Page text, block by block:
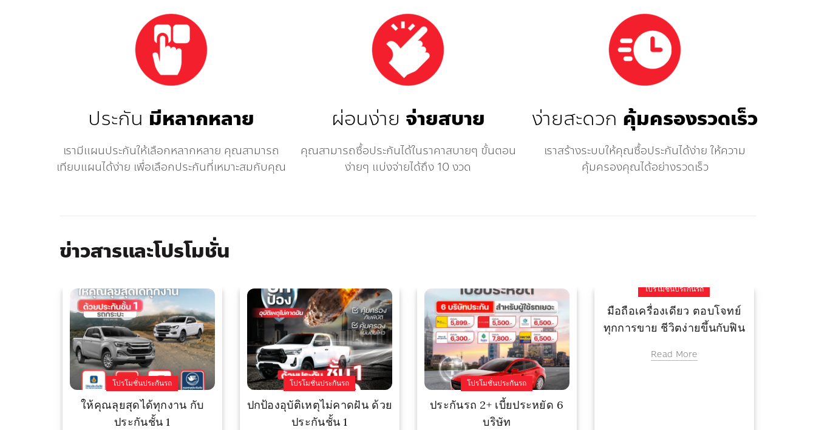
ประกัน มีหลากหลาย
เรามีแผนประกันให้เลือกหลากหลาย คุณสามารถ
เทียบแผนได้ง่าย เพื่อเลือกประกันที่เหมาะสมกับคุณ
ผ่อนง่าย จ่ายสบาย
คุณสามารถซื้อประกันได้ในราคาสบายๆ ขั้นตอน
ง่ายๆ แบ่งจ่ายได้ถึง 10 งวด
ง่ายสะดวก คุ้มครองรวดเร็ว
เราสร้างระบบให้คุณซื้อประกันได้ง่าย ให้ความ
คุ้มครองคุณได้อย่างรวดเร็ว
ข่าวสารและโปรโมชั่น
โปรโมชั่นประกันรถ
ให้คุณลุยสุดได้ทุกงาน กับ
ประกันชั้น 1
โปรโมชั่นประกันรถ
ปกป้องอุบัติเหตุไม่คาดฝัน ด้วย
ประกันชั้น 1
โปรโมชั่นประกันรถ
ประกันรถ 2+ เบี้ยประหยัด 6
บริษัท